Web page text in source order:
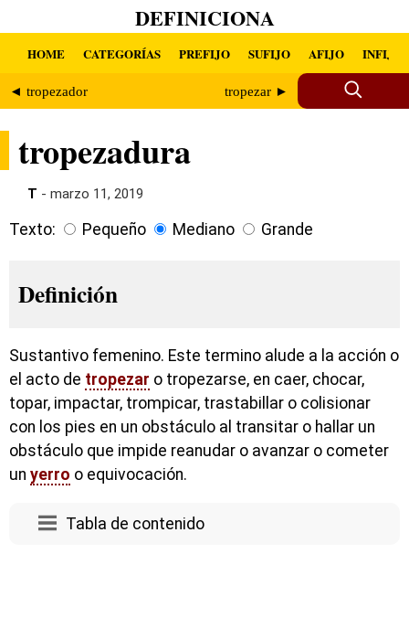
DEFINICIONA
HOME CATEGORÍAS PREFIJO SUFIJO AFIJO INFIJO
◄ tropezador tropezar ►
tropezadura
T - marzo 11, 2019
Texto: Pequeño Mediano Grande
Definición
Sustantivo femenino. Este termino alude a la acción o
el acto de tropezar o tropezarse, en caer, chocar,
topar, impactar, trompicar, trastabillar o colisionar
con los pies en un obstáculo al transitar o hallar un
obstáculo que impide reanudar o avanzar o cometer
un yerro o equivocación.
Tabla de contenido